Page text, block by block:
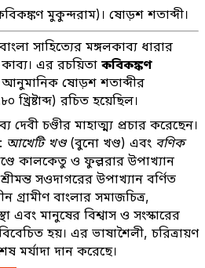
মুকুন্দরাম)। ষোড়শ শতাব্দী।
সাহিত্যের মঙ্গলকাব্য ধারার
এর রচয়িতা কবিকঙ্কণ
আনুমানিক ষোড়শ শতাব্দীর
রচিত হয়েছিল।
দেবী চণ্ডীর মাহাত্ম্য প্রচার করেছেন।
আখেটি খণ্ড(বুনো খণ্ড) এবং বণিক
কালকেতু ও ফুল্লরার উপাখ্যান
সওদাগরের উপাখ্যান বর্ণিত
গ্রামীণ বাংলার সমাজচিত্র,
মানুষের বিশ্বাস ও সংস্কারের
হয়। এর ভাষাশৈলী, চরিত্রায়ণ
মর্যাদা দান করেছে।